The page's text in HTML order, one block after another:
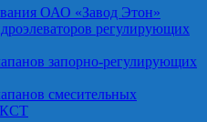
ОАО «Завод Этон»
регулирующих
запорно-регулирующих
смесительных
КСТ